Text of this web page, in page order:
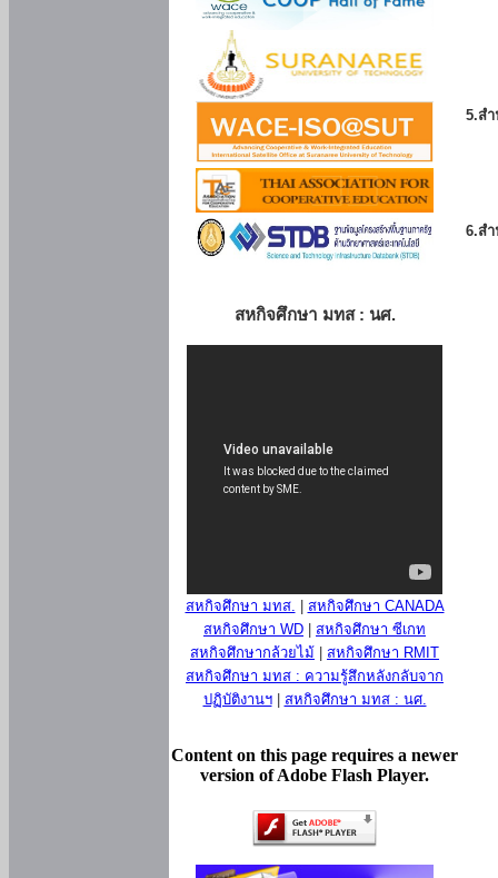
สหกิจศึกษา มทส : นศ.
สหกิจศึกษา มทส.
สหกิจศึกษา CANADA
สหกิจศึกษา WD
สหกิจศึกษา ซีเกท
สหกิจศึกษากล้วยไม้
สหกิจศึกษา RMIT
สหกิจศึกษา มทส : ความรู้สึกหลังกลับจาก
ปฏิบัติงานฯ| สหกิจศึกษา มทส : นศ.
Content on this page requires a newer
version of Adobe Flash Player.
5.ส
6.ส